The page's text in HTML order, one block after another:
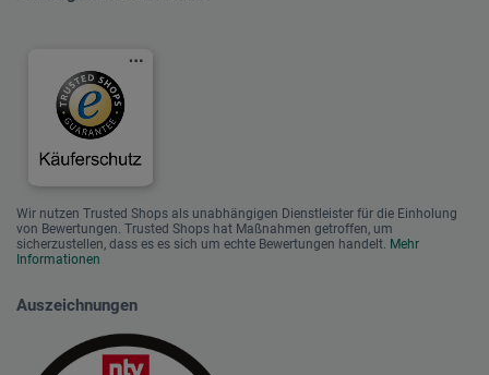
Wir nutzen Trusted Shops als unabhängigen Dienstleister für die Einholung
von Bewertungen. Trusted Shops hat Maßnahmen getroffen, um
sicherzustellen, dass es es sich um echte Bewertungen handelt. Mehr
Informationen
Auszeichnungen